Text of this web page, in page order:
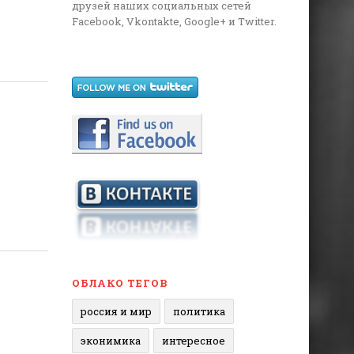
друзей наших социальных сетей
Facebook, Vkontakte, Google+ и Twitter.
ОБЛАКО ТЕГОВ
россия и мир
политика
эконимика интересное